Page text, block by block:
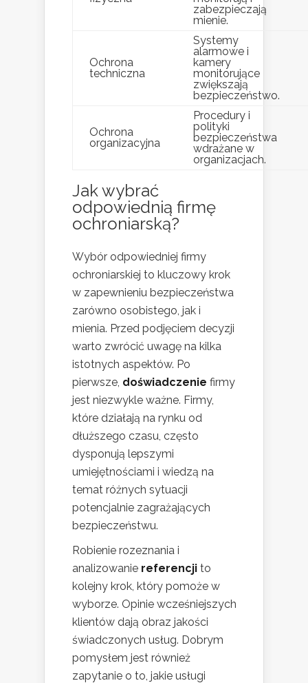
zabezpieczają
mienie.
Ochrona
techniczna
Systemy
alarmowe i
kamery
monitorujące
zwiększają
bezpieczeństwo.
Ochrona
organizacyjna
Procedury i
polityki
bezpieczeństwa
wdrażane w
organizacjach.
Jak wybrać
odpowiednią firmę
ochroniarską?
Wybór odpowiedniej firmy
ochroniarskiej to kluczowy krok
w zapewnieniu bezpieczeństwa
zarówno osobistego, jak i
mienia. Przed podjęciem decyzji
warto zwrócić uwagę na kilka
istotnych aspektów. Po
pierwsze, doświadczenie firmy
jest niezwykle ważne. Firmy,
które działają na rynku od
dłuższego czasu, często
dysponują lepszymi
umiejętnościami i wiedzą na
temat różnych sytuacji
potencjalnie zagrażających
bezpieczeństwu.
Robienie rozeznania i
analizowanie referencji to
kolejny krok, który pomoże w
wyborze. Opinie wcześniejszych
klientów dają obraz jakości
świadczonych usług. Dobrym
pomysłem jest również
zapytanie o to, jakie usługi